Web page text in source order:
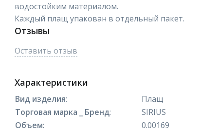
водостойким материалом.
Каждый плащ упакован в отдельный пакет.
Отзывы
Оставить отзыв
Характеристики
Вид изделия:
Плащ
Торговая марка _ Бренд:
SIRIUS
Объем:
0.00169